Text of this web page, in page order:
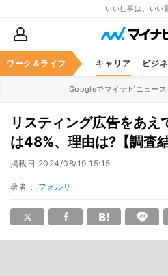
いい仕事は、いい
ワーク＆ライフ キャリア ビジ
Googleでマイナビニュー
リスティング広告をあえ
は48%、理由は?【調査結
掲載日 2024/08/19 15:15
著者： フォルサ